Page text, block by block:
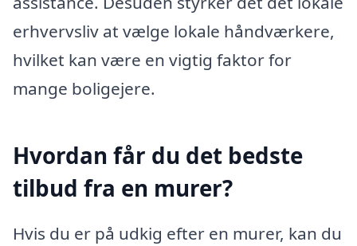
erhvervsliv at vælge lokale håndværkere,
hvilket kan være en vigtig faktor for
mange boligejere.
Hvordan får du det bedste
tilbud fra en murer?
Hvis du er på udkig efter en murer, kan du